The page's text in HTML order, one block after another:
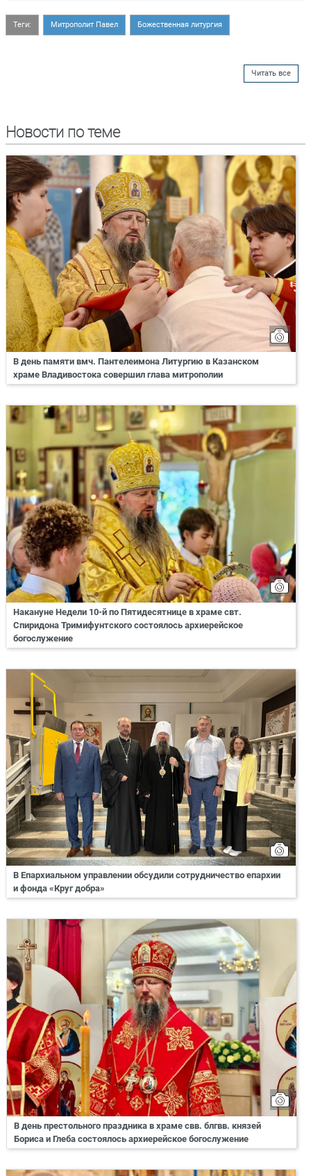
Теги: Митрополит Павел Божественная литургия
Читать все
Новости по теме
В день памяти вмч. Пантелеимона Литургию в Казанском
храме Владивостока совершил глава митрополии
Накануне Недели 10-й по Пятидесятнице в храме свт.
Спиридона Тримифунтского состоялось архиерейское
богослужение
В Епархиальном управлении обсудили сотрудничество епархии
и фонда «Круг добра»
В день престольного праздника в храме свв. блгвв. князей
Бориса и Глеба состоялось архиерейское богослужение